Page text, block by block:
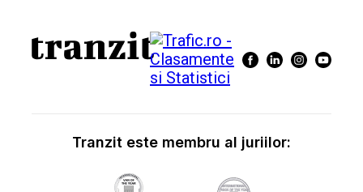
Tranzit este membru al juriilor: